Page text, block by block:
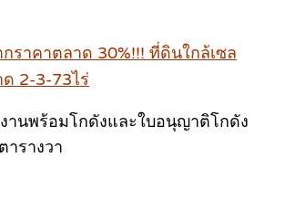
ราคาตลาด 30%!!! ที่ดินใกล้เซล
2-3-73ไร่
านพร้อมโกดังและใบอนุญาติโกดัง
ารางวา